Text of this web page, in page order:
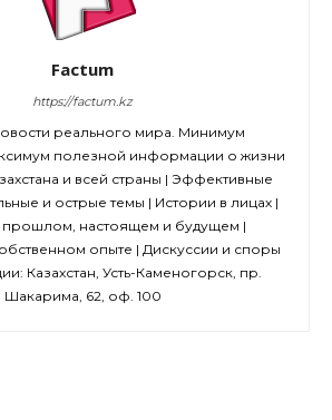
Factum
https://factum.kz
реального мира. Минимум
полезной информации о жизни
и всей страны | Эффективные
и острые темы | Истории в лицах |
прошлом, настоящем и будущем |
опыте | Дискуссии и споры
Казахстан, Усть-Каменогорск, пр.
Шакарима, 62, оф. 100